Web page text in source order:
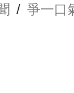
/ 爭一口